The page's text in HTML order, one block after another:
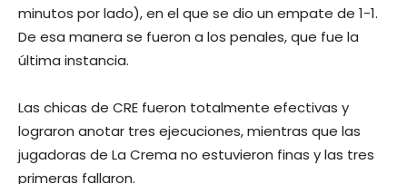
minutos por lado), en el que se dio un empate de 1-1.
De esa manera se fueron a los penales, que fue la
última instancia.
Las chicas de CRE fueron totalmente efectivas y
lograron anotar tres ejecuciones, mientras que las
jugadoras de La Crema no estuvieron finas y las tres
primeras fallaron.